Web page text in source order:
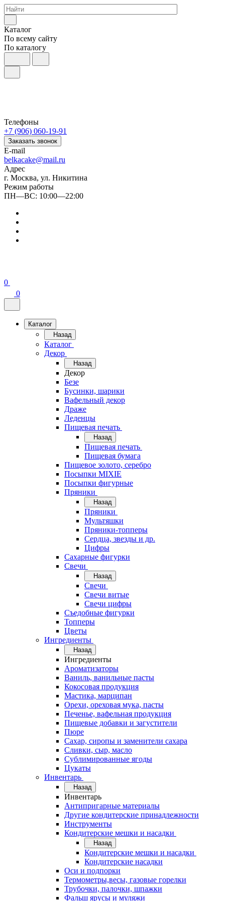
Каталог
По всему сайту
По каталогу
Телефоны
+7 (906) 060-19-91
Заказать звонок
E-mail
belkacake@mail.ru
Адрес
г. Москва, ул. Никитина
Режим работы
ПН—ВС: 10:00—22:00
0
0
Каталог
Назад
Каталог
Декор
Назад
Декор
Безе
Бусинки, шарики
Вафельный декор
Драже
Леденцы
Пищевая печать
Назад
Пищевая печать
Пищевая бумага
Пищевое золото, серебро
Посыпки MIXIE
Посыпки фигурные
Пряники
Назад
Пряники
Мультяшки
Пряники-топперы
Сердца, звезды и др.
Цифры
Сахарные фигурки
Свечи
Назад
Свечи
Свечи витые
Свечи цифры
Съедобные фигурки
Топперы
Цветы
Ингредиенты
Назад
Ингредиенты
Ароматизаторы
Ваниль, ванильные пасты
Кокосовая продукция
Мастика, марципан
Орехи, ореховая мука, пасты
Печенье, вафельная продукция
Пищевые добавки и загустители
Пюре
Сахар, сиропы и заменители сахара
Сливки, сыр, масло
Сублимированные ягоды
Цукаты
Инвентарь
Назад
Инвентарь
Антипригарные материалы
Другие кондитерские принадлежности
Инструменты
Кондитерские мешки и насадки
Назад
Кондитерские мешки и насадки
Кондитерские насадки
Оси и подпорки
Термометры,весы, газовые горелки
Трубочки, палочки, шпажки
Фальш ярусы и муляжи